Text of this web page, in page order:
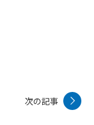
次の記事